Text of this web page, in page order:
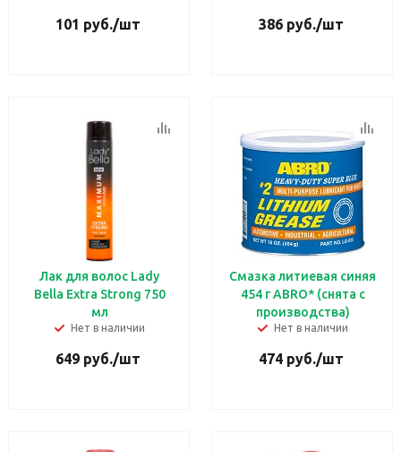
101 руб./шт 386руб./шт
Лак для волос Lady
Bella Extra Strong 750
мл
Нет в наличии
649руб./шт
Смазка литиевая синяя
454 г ABRO* (снята с
производства)
Нет в наличии
474руб./шт